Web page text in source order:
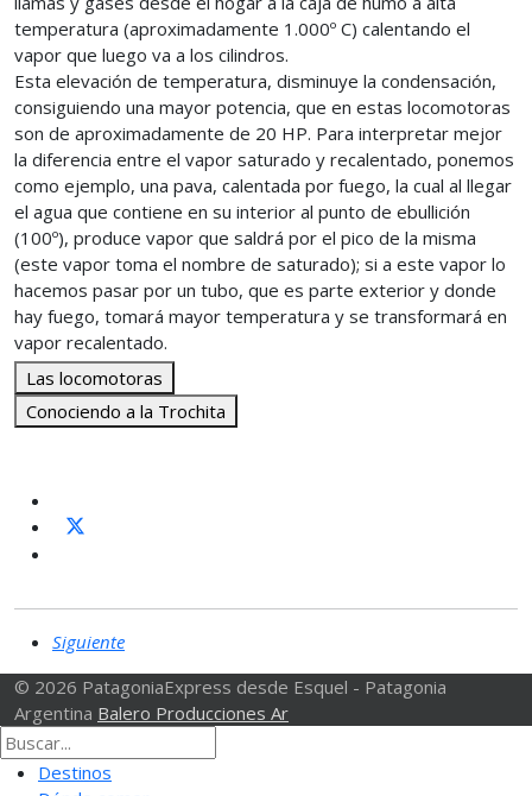
temperatura (aproximadamente 1.000º C) calentando el
vapor que luego va a los cilindros.
Esta elevación de temperatura, disminuye la condensación,
consiguiendo una mayor potencia, que en estas locomotoras
son de aproximadamente de 20 HP. Para interpretar mejor
la diferencia entre el vapor saturado y recalentado, ponemos
como ejemplo, una pava, calentada por fuego, la cual al llegar
el agua que contiene en su interior al punto de ebullición
(100º), produce vapor que saldrá por el pico de la misma
(este vapor toma el nombre de saturado); si a este vapor lo
hacemos pasar por un tubo, que es parte exterior y donde
hay fuego, tomará mayor temperatura y se transformará en
vapor recalentado.
Las locomotoras
Conociendo a la Trochita
Siguiente
© 2026 PatagoniaExpress desde Esquel - Patagonia
Argentina Balero Producciones Ar
Destinos